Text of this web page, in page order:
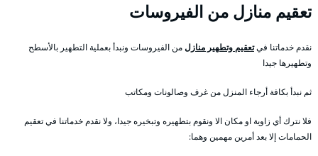
تعقيم منازل من الفيروسات
نقدم خدماتنا فيتعقيم وتطهير منازلمن الفيروسات ونبدأ بعملية التطهير بالأسطح
وتطهيرها جيدا
ثم نبدأ بكافة أرجاء المنزل من غرف وصالونات ومكاتب
فلا نترك أي زاوية او مكان الا ونقوم بتطهيره وتبخيره جيدا، ولا نقدم خدماتنا في تعقيم
الحمامات إلا بعد أمرين مهمين وهما: